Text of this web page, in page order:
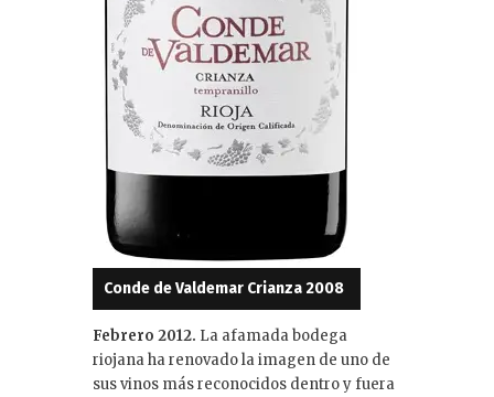
Conde de Valdemar Crianza 2008
Febrero 2012. La afamada bodega
riojana ha renovado la imagen de uno de
sus vinos más reconocidos dentro y fuera